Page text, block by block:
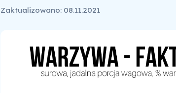
Zaktualizowano: 08.11.2021